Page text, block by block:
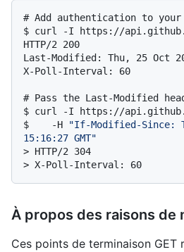
# Add authentication to your
$ curl -I https://
HTTP/2 200
Last-Modified: Thu, 25 Oct
# Pass the Last-Modified
$ curl -I https://
$
   -H
"If-Modified-Since:
15:16:27 GMT"
> HTTP/2 304
> X-Poll-Interval: 60
À propos des raisons de
Ces points de terminaison GET